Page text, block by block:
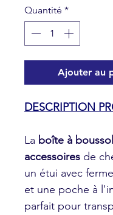
Quantité *
Ajouter au
DESCRIPTION
La boîte à
accessoires de
un étui avec
et une poche à
parfait pour